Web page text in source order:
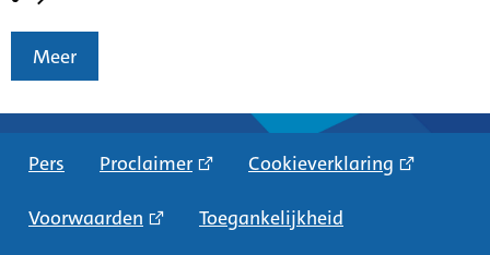
Meer
Pers Proclaimer Cookieverklaring
Voorwaarden Toegankelijkheid